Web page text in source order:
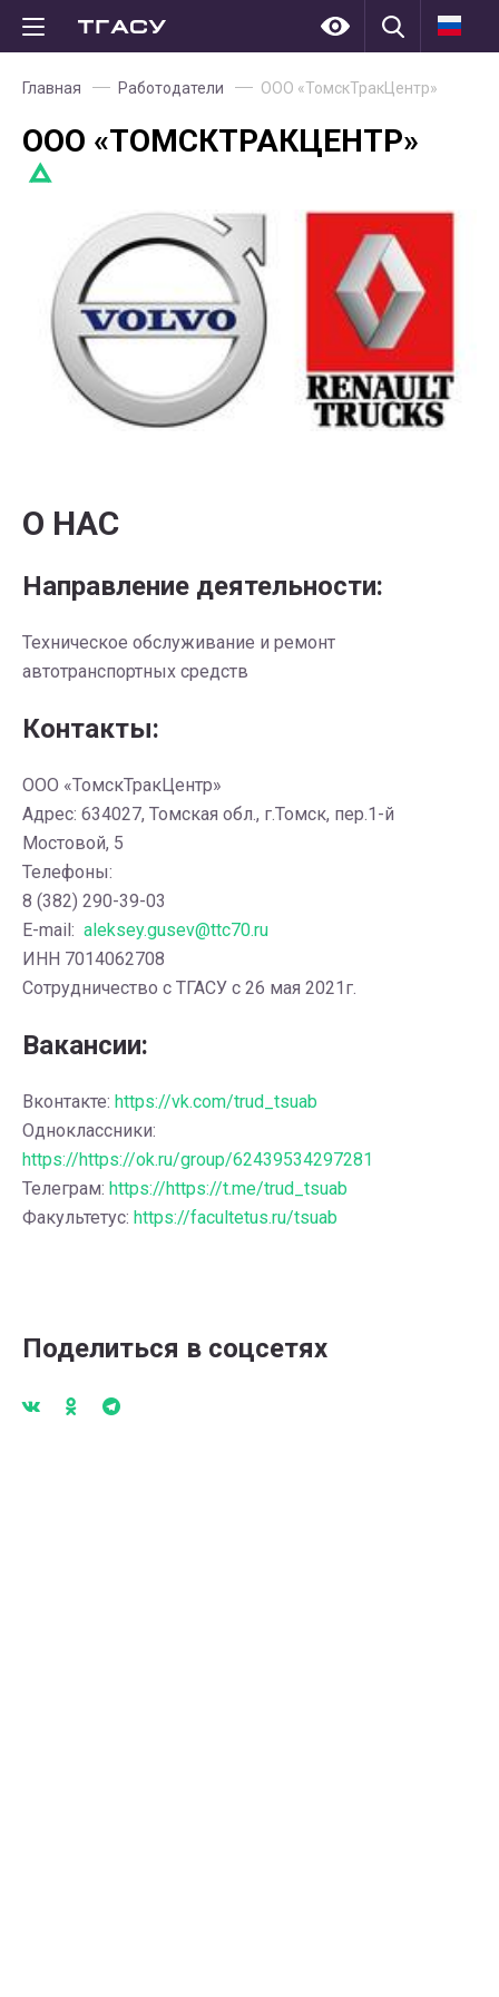
Главная Работодатели ООО «ТомскТракЦентр»
ООО «ТОМСКТРАКЦЕНТР»
О НАС
Направление деятельности:
Техническое обслуживание и ремонт
автотранспортных средств
Контакты:
ООО «ТомскТракЦентр»
Адрес: 634027, Томская обл., г.Томск, пер.1-й
Мостовой, 5
Телефоны:
8 (382) 290-39-03
E-mail: aleksey.gusev@ttc70.ru
ИНН 7014062708
Сотрудничество с ТГАСУ с 26 мая 2021г.
Вакансии:
Вконтакте: https://vk.com/trud_tsuab
Одноклассники:
https://https://ok.ru/group/62439534297281
Телеграм: https://https://t.me/trud_tsuab
Факультетус: https://facultetus.ru/tsuab
Поделиться в соцсетях